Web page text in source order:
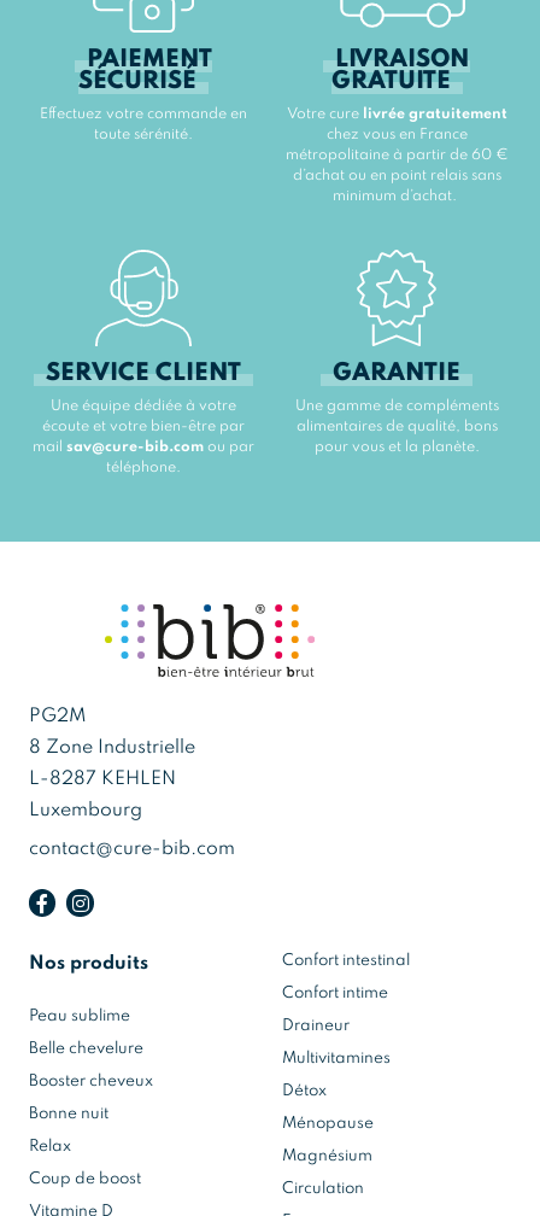
PAIEMENT
SÉCURISÉ
Effectuez votre commande en
toute sérénité.
LIVRAISON
GRATUITE
Votre cure
livrée gratuitement
chez vous en France
métropolitaine à partir de 60 €
d’achat ou en point relais sans
minimum d’achat.
SERVICE CLIENT
Une équipe dédiée à votre
écoute et votre bien-être par
mail sav@cure-bib.com ou par
téléphone.
GARANTIE
Une gamme de compléments
alimentaires de qualité, bons
pour vous et la planète.
PG2M
8 Zone Industrielle
L-8287 KEHLEN
Luxembourg
contact@cure-bib.com
Nos produits
Peau sublime
Belle chevelure
Booster cheveux
Bonne nuit
Relax
Coup de boost
Vitamine D
Confort intestinal
Confort intime
Draineur
Multivitamines
Détox
Ménopause
Magnésium
Circulation